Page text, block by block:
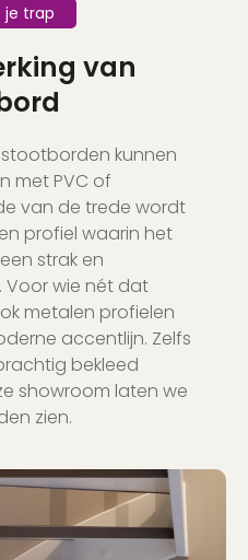
je trap
van
kunnen
met PVC of
van de trede wordt
profiel waarin het
strak en
Voor wie nét dat
metalen profielen
accentlijn. Zelfs
bekleed
showroom laten we
zien.